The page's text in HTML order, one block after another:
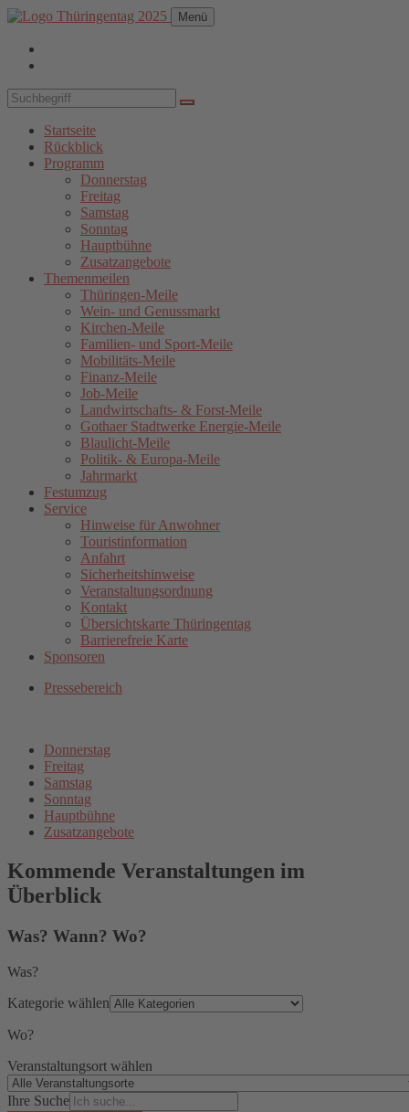
Menü
Startseite
Rückblick
Programm
Donnerstag
Freitag
Samstag
Sonntag
Hauptbühne
Zusatzangebote
Themenmeilen
Thüringen-Meile
Wein- und Genussmarkt
Kirchen-Meile
Familien- und Sport-Meile
Mobilitäts-Meile
Finanz-Meile
Job-Meile
Landwirtschafts- & Forst-Meile
Gothaer Stadtwerke Energie-Meile
Blaulicht-Meile
Politik- & Europa-Meile
Jahrmarkt
Festumzug
Service
Hinweise für Anwohner
Touristinformation
Anfahrt
Sicherheitshinweise
Veranstaltungsordnung
Kontakt
Übersichtskarte Thüringentag
Barrierefreie Karte
Sponsoren
Pressebereich
Donnerstag
Freitag
Samstag
Sonntag
Hauptbühne
Zusatzangebote
Kommende Veranstaltungen im
Überblick
Was? Wann? Wo?
Was?
Kategorie wählen
Wo?
Veranstaltungsort wählen
Ihre Suche